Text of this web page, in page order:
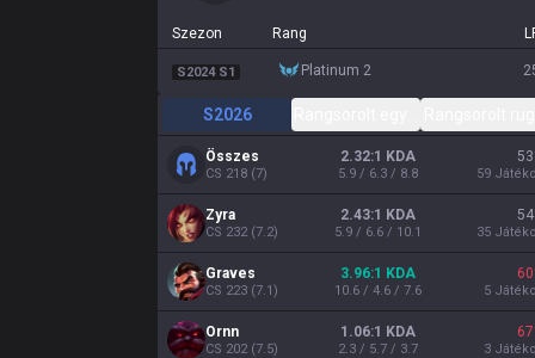
Szezon Rang
S2024 S1 platinum 2
S2026
Összes
CS 218 (7)
2.32:1 KDA
5.9 / 6.3 / 8.8
53
59
Zyra
CS 232(7.2)
2.43:1 KDA
5.9 / 6.6 / 10.1
54
35
Graves
CS 223 (7.1)
3.96:1 KDA
10.6 / 4.6 / 7.6
60
5
Ornn
CS 202(7.5)
1.06:1 KDA
2.3 / 5.7 / 3.7
67
3